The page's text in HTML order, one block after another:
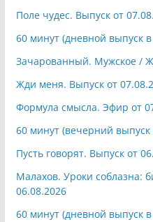
Поле чудес. Выпуск от
60 минут (дневной выпуск
Зачарованный. Мужское /
Жди меня. Выпуск от
Формула смысла. Эфир от
60 минут (вечерний
Пусть говорят. Выпуск от
Малахов. Уроки соблазна:
06.08.2026
60 минут (дневной выпуск